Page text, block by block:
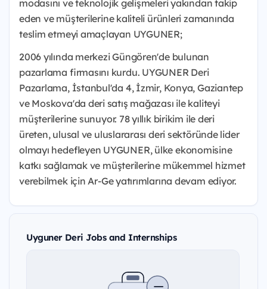
modasını ve teknolojik gelişmeleri yakından takip
eden ve müşterilerine kaliteli ürünleri zamanında
teslim etmeyi amaçlayan UYGUNER;
2006 yılında merkezi Güngören'de bulunan
pazarlama firmasını kurdu. UYGUNER Deri
Pazarlama, İstanbul'da 4, İzmir, Konya, Gaziantep
ve Moskova'da deri satış mağazası ile kaliteyi
müşterilerine sunuyor. 78 yıllık birikim ile deri
üreten, ulusal ve uluslararası deri sektöründe lider
olmayı hedefleyen UYGUNER, ülke ekonomisine
katkı sağlamak ve müşterilerine mükemmel hizmet
verebilmek için Ar-Ge yatırımlarına devam ediyor.
Uyguner Deri Jobs and Internships